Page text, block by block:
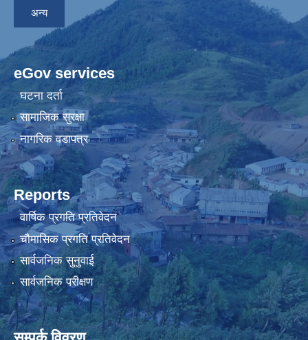
अन्य
eGov services
घटना दर्ता
सामाजिक सुरक्षा
नागरिक वडापत्र
Reports
वार्षिक प्रगति प्रतिवेदन
चौमासिक प्रगति प्रतिवेदन
सार्वजनिक सुनुवाई
सार्वजनिक परीक्षण